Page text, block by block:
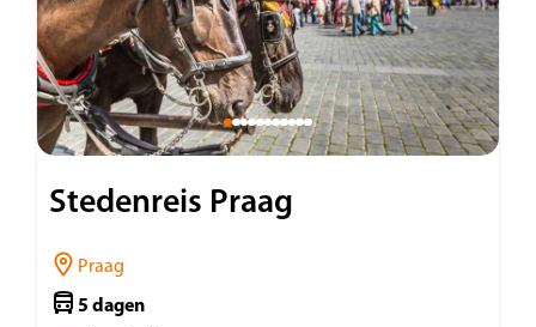
Stedenreis Praag
Praag
5 dagen